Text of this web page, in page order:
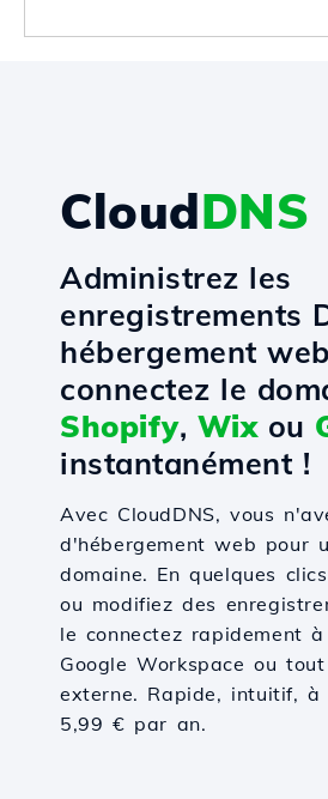
CloudDNS
Administrez les
enregistrements
hébergement
connectez le
Shopify, Wixou
instantanément !
Avec CloudDNS, vous
d'hébergement web pour
domaine. En quelques
ou modifiez des
le connectez rapidement
Google Workspace ou
externe. Rapide, intuitif, à
5,99 € par an.